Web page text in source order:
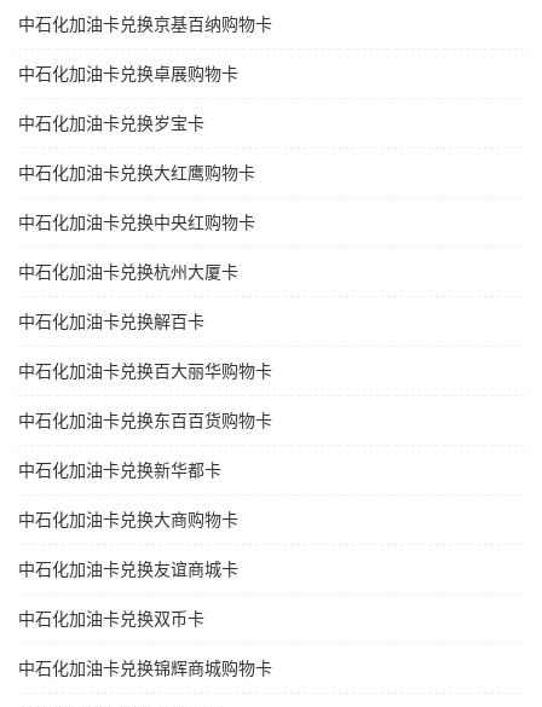
中石化加油卡兑换京基百纳购物卡
中石化加油卡兑换卓展购物卡
中石化加油卡兑换岁宝卡
中石化加油卡兑换大红鹰购物卡
中石化加油卡兑换中央红购物卡
中石化加油卡兑换杭州大厦卡
中石化加油卡兑换解百卡
中石化加油卡兑换百大丽华购物卡
中石化加油卡兑换东百百货购物卡
中石化加油卡兑换新华都卡
中石化加油卡兑换大商购物卡
中石化加油卡兑换友谊商城卡
中石化加油卡兑换双币卡
中石化加油卡兑换锦辉商城购物卡